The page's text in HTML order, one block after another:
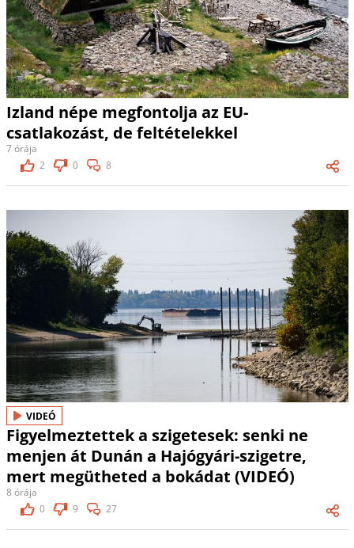
Izland népe megfontolja az EU-
csatlakozást, de feltételekkel
7 órája
2
0 8
VIDEÓ
Figyelmeztettek a szigetesek: senki ne
menjen át Dunán a Hajógyári-szigetre,
mert megütheted a bokádat (VIDEÓ)
8 órája
0
9 27